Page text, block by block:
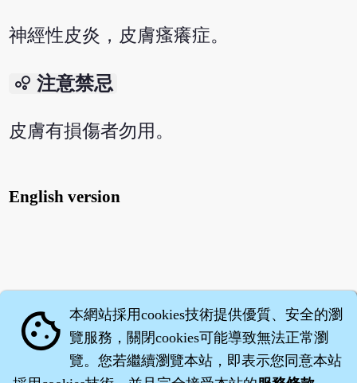
神經性皮炎，皮膚瘙癢症。
bubble_chart 注意禁忌
皮膚有損傷者勿用。
English version
cookie 本網站採用cookies技術提供優質、安全的瀏
覽服務，關閉cookies可能導致無法正常瀏
覽。您若繼續瀏覽本站，即表示您同意本站